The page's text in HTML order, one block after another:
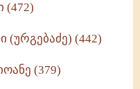
(472)
(442)
(379)